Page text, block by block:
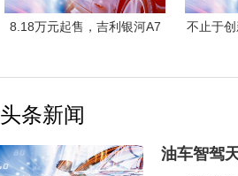
8.18万元起售，吉利银河A7
不止于
头条新闻
油车智驾